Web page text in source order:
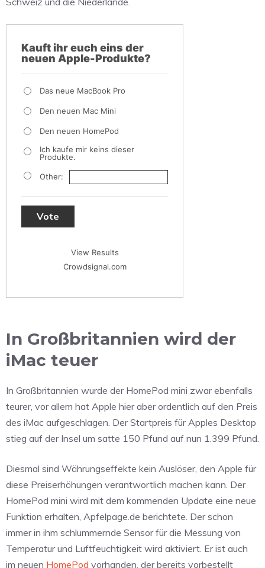
Kauft ihr euch eins der
neuen Apple-Produkte?
Das neue MacBook Pro
Den neuen Mac Mini
Den neuen HomePod
Ich kaufe mir keins dieser
Produkte.
Other:
Vote
View Results
Crowdsignal.com
In Großbritannien wird der
iMac teuer
In Großbritannien wurde der HomePod mini zwar ebenfalls
teurer, vor allem hat Apple hier aber ordentlich auf den Preis
des iMac aufgeschlagen. Der Startpreis für Apples Desktop
stieg auf der Insel um satte 150 Pfund auf nun 1.399 Pfund.
Diesmal sind Währungseffekte kein Auslöser, den Apple für
diese Preiserhöhungen verantwortlich machen kann. Der
HomePod mini wird mit dem kommenden Update eine neue
Funktion erhalten, Apfelpage.de berichtete. Der schon
immer in ihm schlummernde Sensor für die Messung von
Temperatur und Luftfeuchtigkeit wird aktiviert. Er ist auch
im neuen HomePod vorhanden, der bereits vorbestellt